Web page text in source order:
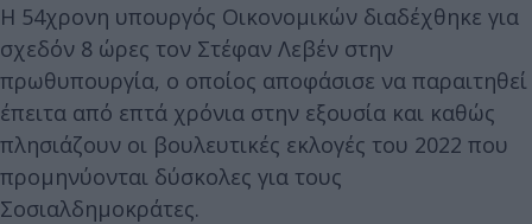
Η 54χρονη υπουργός Οικονομικών διαδέχθηκε για
σχεδόν 8 ώρες τον Στέφαν Λεβέν στην
πρωθυπουργία, ο οποίος αποφάσισε να παραιτηθεί
έπειτα από επτά χρόνια στην εξουσία και καθώς
πλησιάζουν οι βουλευτικές εκλογές του 2022 που
προμηνύονται δύσκολες για τους
Σοσιαλδημοκράτες.